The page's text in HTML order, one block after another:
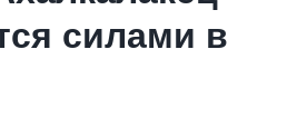
силами в